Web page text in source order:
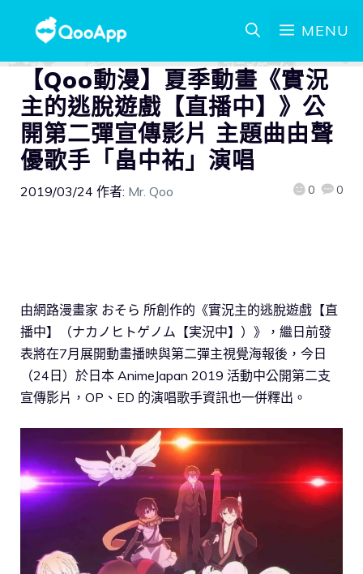
MENU
【Qoo動漫】夏季動畫《實況
主的逃脫遊戲【直播中】》公
開第二彈宣傳影片 主題曲由聲
優歌手「畠中祐」演唱
2019/03/24 作者: Mr. Qoo 0 0
由網路漫畫家 おそら 所創作的《實況主的逃脫遊戲【直
播中】（ナカノヒトゲノム【実況中】）》，繼日前發
表將在7月展開動畫播映與第二彈主視覺海報後，今日
（24日）於日本 AnimeJapan 2019 活動中公開第二支
宣傳影片，OP、ED 的演唱歌手資訊也一併釋出。